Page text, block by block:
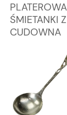
ŚMIETANKI
CUDOWNA